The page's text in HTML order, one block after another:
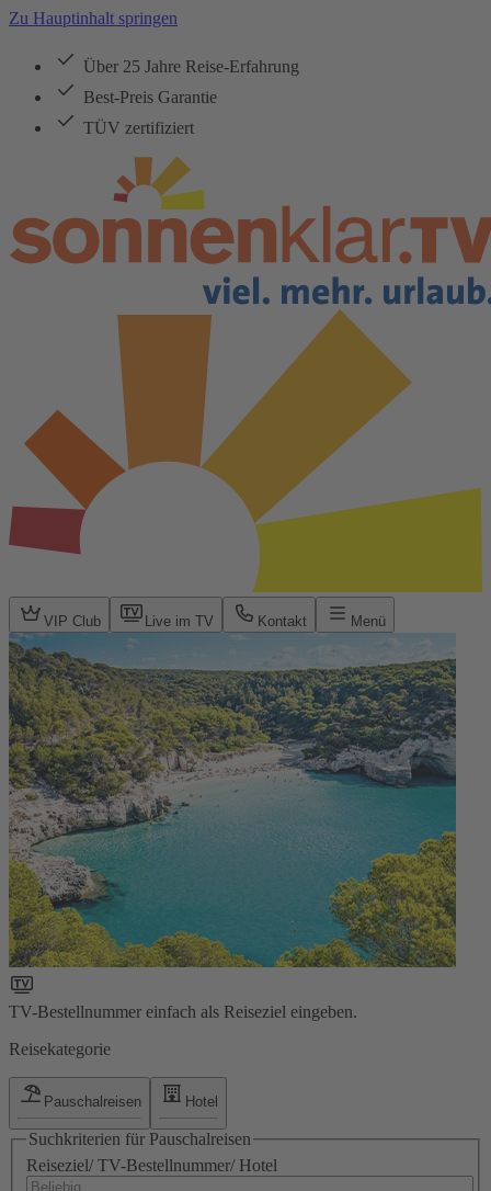
Zu Hauptinhalt springen
Über 25 Jahre Reise-Erfahrung
Best-Preis Garantie
TÜV zertifiziert
VIP Club Live im TV Kontakt Menü
TV-Bestellnummer einfach als Reiseziel eingeben.
Reisekategorie
Pauschalreisen Hotel
Suchkriterien für Pauschalreisen
Reiseziel/ TV-Bestellnummer/ Hotel